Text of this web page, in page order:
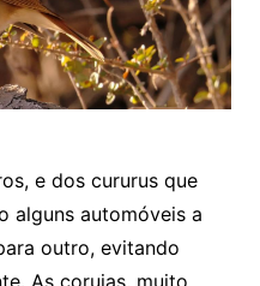
e dos cururus que
alguns automóveis a
outro, evitando